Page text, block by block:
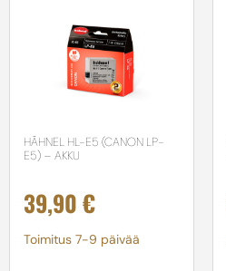
HÄHNEL HL-E5 (CANON LP-
E5) – AKKU
39,90€
Toimitus 7-9 päivää